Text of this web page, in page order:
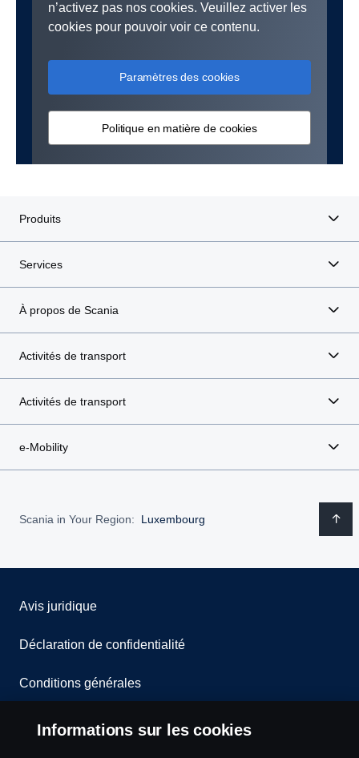
n’activez pas nos cookies. Veuillez activer les
cookies pour pouvoir voir ce contenu.
Paramètres des cookies
Politique en matière de cookies
Produits
Services
À propos de Scania
Activités de transport
Activités de transport
e-Mobility
Scania in Your Region: Luxembourg
Avis juridique
Déclaration de confidentialité
Conditions générales
Contactez-nous
Informations sur les cookies